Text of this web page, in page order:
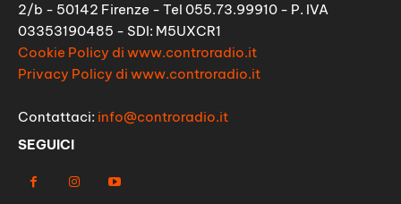
2/b - 50142 Firenze - Tel 055.73.99910 - P. IVA
03353190485 - SDI: M5UXCR1
Cookie Policy di www.controradio.it
Privacy Policy di www.controradio.it
Contattaci: info@controradio.it
SEGUICI